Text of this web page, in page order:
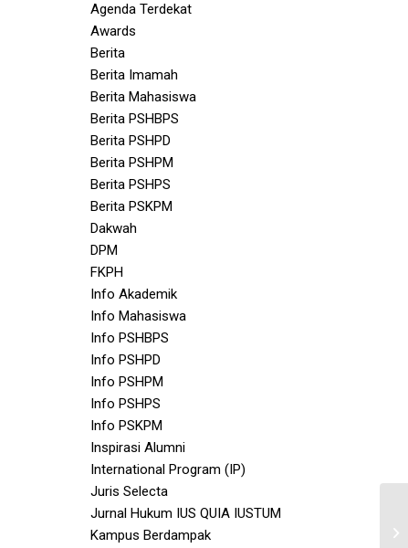
Agenda Terdekat
Awards
Berita
Berita Imamah
Berita Mahasiswa
Berita PSHBPS
Berita PSHPD
Berita PSHPM
Berita PSHPS
Berita PSKPM
Dakwah
DPM
FKPH
Info Akademik
Info Mahasiswa
Info PSHBPS
Info PSHPD
Info PSHPM
Info PSHPS
Info PSKPM
Inspirasi Alumni
International Program (IP)
Juris Selecta
Jurnal Hukum IUS QUIA IUSTUM
Kampus Berdampak